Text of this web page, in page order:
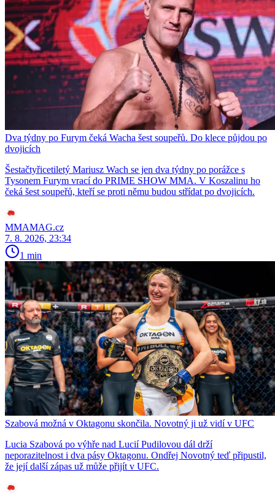
Dva týdny po Furym čeká Wacha šest soupeřů. Do klece půjdou po
dvojicích
Šestačtyřicetiletý Mariusz Wach se jen dva týdny po porážce s
Tysonem Furym vrací do PRIME SHOW MMA. V Koszalinu ho
čeká šest soupeřů, kteří se proti němu budou střídat po dvojicích.
MMAMAG.cz
7. 8. 2026, 23:34
1 min
Szabová možná v Oktagonu skončila. Novotný ji už vidí v UFC
Lucia Szabová po výhře nad Lucií Pudilovou dál drží
neporazitelnost i dva pásy Oktagonu. Ondřej Novotný teď připustil,
že její další zápas už může přijít v UFC.